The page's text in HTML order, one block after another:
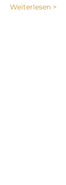
Weiterlesen >